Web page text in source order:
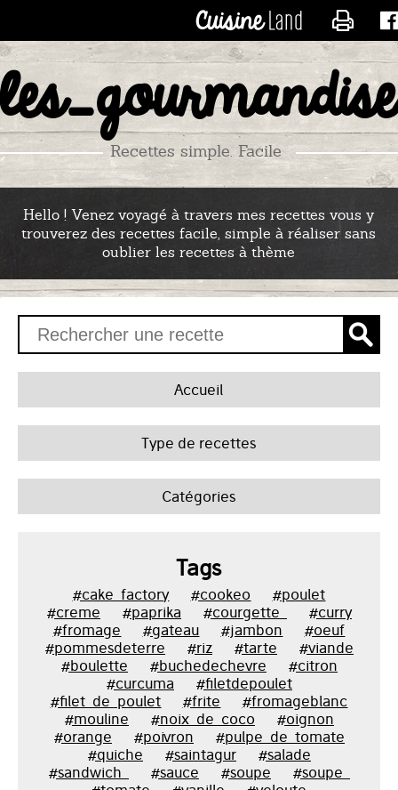
Recettes simple. Facile
Hello ! Venez voyagé à travers mes recettes vous y
trouverez des recettes facile, simple à réaliser sans
oublier les recettes à thème
Accueil
Type de recettes
Catégories
Tags
#cake_factory #cookeo
#poulet
#creme
#paprika #courgette_
#curry
#fromage
#gateau #jambon
#oeuf
#pommesdeterre
#riz #tarte
#viande
#boulette
#buchedechevre
#citron
#curcuma
#filetdepoulet
#filet_de_poulet
#frite
#fromageblanc
#mouline
#noix_de_coco
#oignon
#orange
#poivron
#pulpe_de_tomate
#quiche
#saintagur
#salade
#sandwich_
#sauce #soupe
#soupe_
CONTACTER